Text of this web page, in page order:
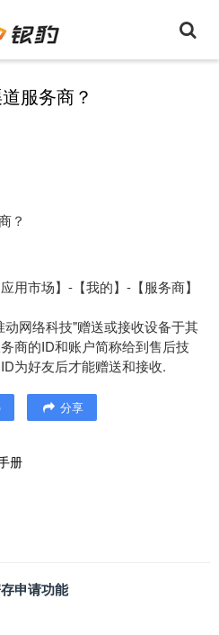
服务商？
？
用市场】-【我的】-【服务商】
网络科技"赠送或接收设备于其
商的ID和账户简称给到售后技
为好友后才能赠送和接收.
分享
册
申请功能